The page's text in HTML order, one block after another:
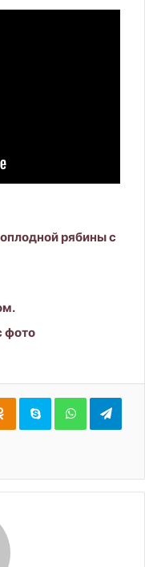
рябины с
фото
Одноклассники
Skype WhatsApp